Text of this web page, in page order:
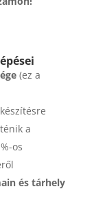
(ez a
a
os
és tárhely